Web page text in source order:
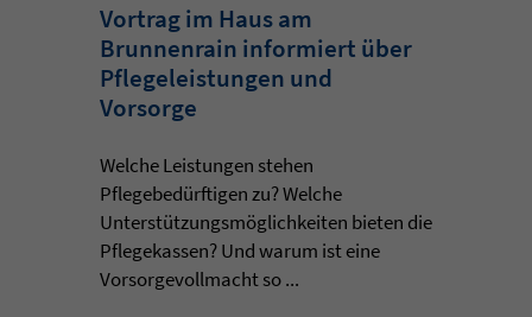
Vortrag im Haus am
Brunnenrain informiert über
Pflegeleistungen und
Vorsorge
Welche Leistungen stehen
Pflegebedürftigen zu? Welche
Unterstützungsmöglichkeiten bieten die
Pflegekassen? Und warum ist eine
Vorsorgevollmacht so ...